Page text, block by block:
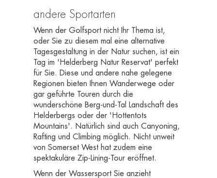
andere Sportarten
Wenn der Golfsport nicht Ihr Thema ist,
oder Sie zu diesem mal eine alternative
Tagesgestaltung in der Natur suchen, ist ein
Tag im 'Helderberg Natur Reservat' perfekt
für Sie. Diese und andere nahe gelegene
Regionen bieten Ihnen Wanderwege oder
gar geführte Touren durch die
wunderschöne Berg-und-Tal Landschaft des
Helderbergs oder der 'Hottentots
Mountains'. Natürlich sind auch Canyoning,
Rafting und Climbing möglich. Nicht unweit
von Somerset West hat zudem eine
spektakuläre Zip-Lining-Tour eröffnet.
Wenn der Wassersport Sie anzieht